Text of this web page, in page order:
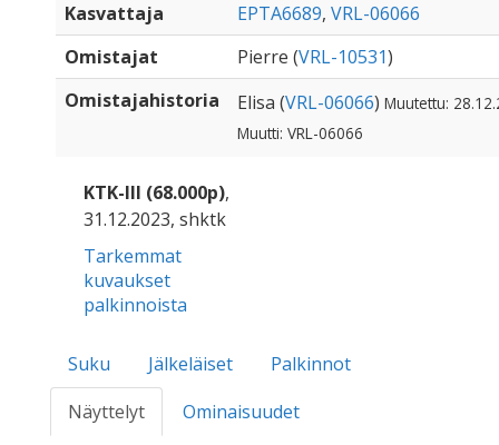
Kasvattaja
EPTA6689, VRL-06066
Omistajat
Pierre (VRL-10531)
Omistajahistoria
Elisa (VRL-06066) Muutettu:
Muutti: VRL-06066
KTK-III (68.000p),
31.12.2023, shktk
Tarkemmat
kuvaukset
palkinnoista
Suku Jälkeläiset
Palkinnot
Näyttelyt
Ominaisuudet